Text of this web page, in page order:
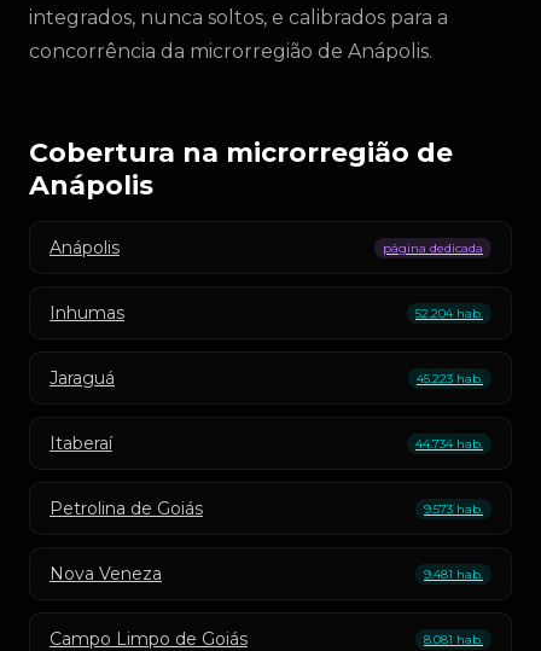
integrados, nunca soltos, e calibrados para a
concorrência da microrregião de Anápolis.
Cobertura na microrregião de
Anápolis
Anápolis página dedicada
Inhumas 52.204 hab.
Jaraguá 45.223 hab.
Itaberaí 44.734 hab.
Petrolina de Goiás 9.573 hab.
Nova Veneza 9.481 hab.
Campo Limpo de Goiás 8.081 hab.